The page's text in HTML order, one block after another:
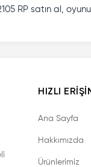
RP satın al,
HIZLI
Ana Sayfa
Hakkımızda
Ürünlerimiz